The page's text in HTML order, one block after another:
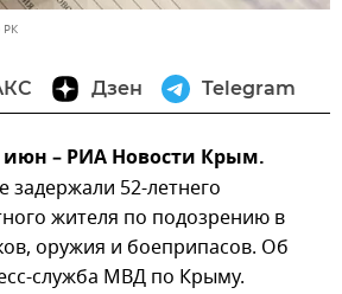
РК
Дзен Telegram
– РИА Новости Крым.
задержали 52-летнего
жителя по подозрению в
оружия и боеприпасов. Об
служба МВД по Крыму.